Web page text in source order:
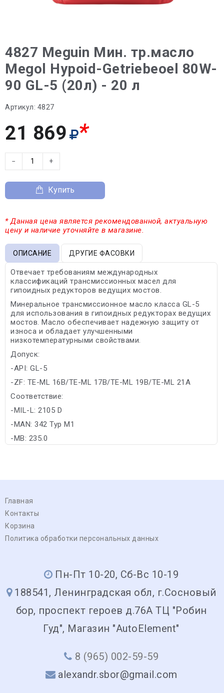
4827 Meguin Мин. тр.масло
Megol Hypoid-Getriebeoel 80W-
90 GL-5 (20л) - 20 л
Артикул: 4827
21 869 *
− +
Купить
* Данная цена является рекомендованной, актуальную
цену и наличие уточняйте в магазине.
ОПИСАНИЕ ДРУГИЕ ФАСОВКИ
Отвечает требованиям международных
классификаций трансмиссионных масел для
гипоидных редукторов ведущих мостов.
Минеральное трансмиссионное масло класса GL-5
для использования в гипоидных редукторах ведущих
мостов. Масло обеспечивает надежную защиту от
износа и обладает улучшенными
низкотемпературными свойствами.
Допуск:
-API: GL-5
-ZF: TE-ML 16B/TE-ML 17B/TE-ML 19B/TE-ML 21A
Соответствие:
-MIL-L: 2105 D
-MAN: 342 Typ M1
-MB: 235.0
Главная
Контакты
Корзина
Политика обработки персональных данных
Пн-Пт 10-20, Сб-Вс 10-19
188541, Ленинградская обл, г.Сосновый
бор, проспект героев д.76А ТЦ "Робин
Гуд", Магазин "AutoElement"
8 (965) 002-59-59
alexandr.sbor@gmail.com